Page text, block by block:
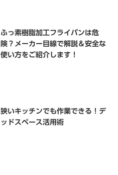
ふっ素樹脂加工フライパンは危
険？メーカー目線で解説＆安全な
使い方をご紹介します！
狭いキッチンでも作業できる！デ
ッドスペース活用術